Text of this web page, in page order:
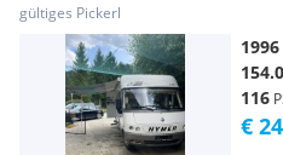
gültiges Pickerl
1996
116
€